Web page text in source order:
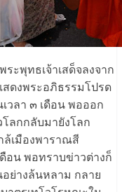
ะพุทธเจ้าเสด็จลงจาก
ดงพระอภิธรรมโปรด
วลา ๓ เดือน พอออก
โลกกลับมายังโลก
ล้เมืองพาราณสี
อน พอทราบข่าวต่างก็
ย่างล้นหลาม กลาย